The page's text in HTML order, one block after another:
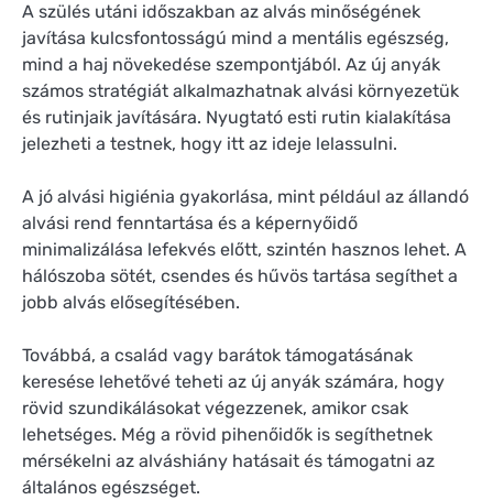
A szülés utáni időszakban az alvás minőségének
javítása kulcsfontosságú mind a mentális egészség,
mind a haj növekedése szempontjából. Az új anyák
számos stratégiát alkalmazhatnak alvási környezetük
és rutinjaik javítására. Nyugtató esti rutin kialakítása
jelezheti a testnek, hogy itt az ideje lelassulni.
A jó alvási higiénia gyakorlása, mint például az állandó
alvási rend fenntartása és a képernyőidő
minimalizálása lefekvés előtt, szintén hasznos lehet. A
hálószoba sötét, csendes és hűvös tartása segíthet a
jobb alvás elősegítésében.
Továbbá, a család vagy barátok támogatásának
keresése lehetővé teheti az új anyák számára, hogy
rövid szundikálásokat végezzenek, amikor csak
lehetséges. Még a rövid pihenőidők is segíthetnek
mérsékelni az alváshiány hatásait és támogatni az
általános egészséget.